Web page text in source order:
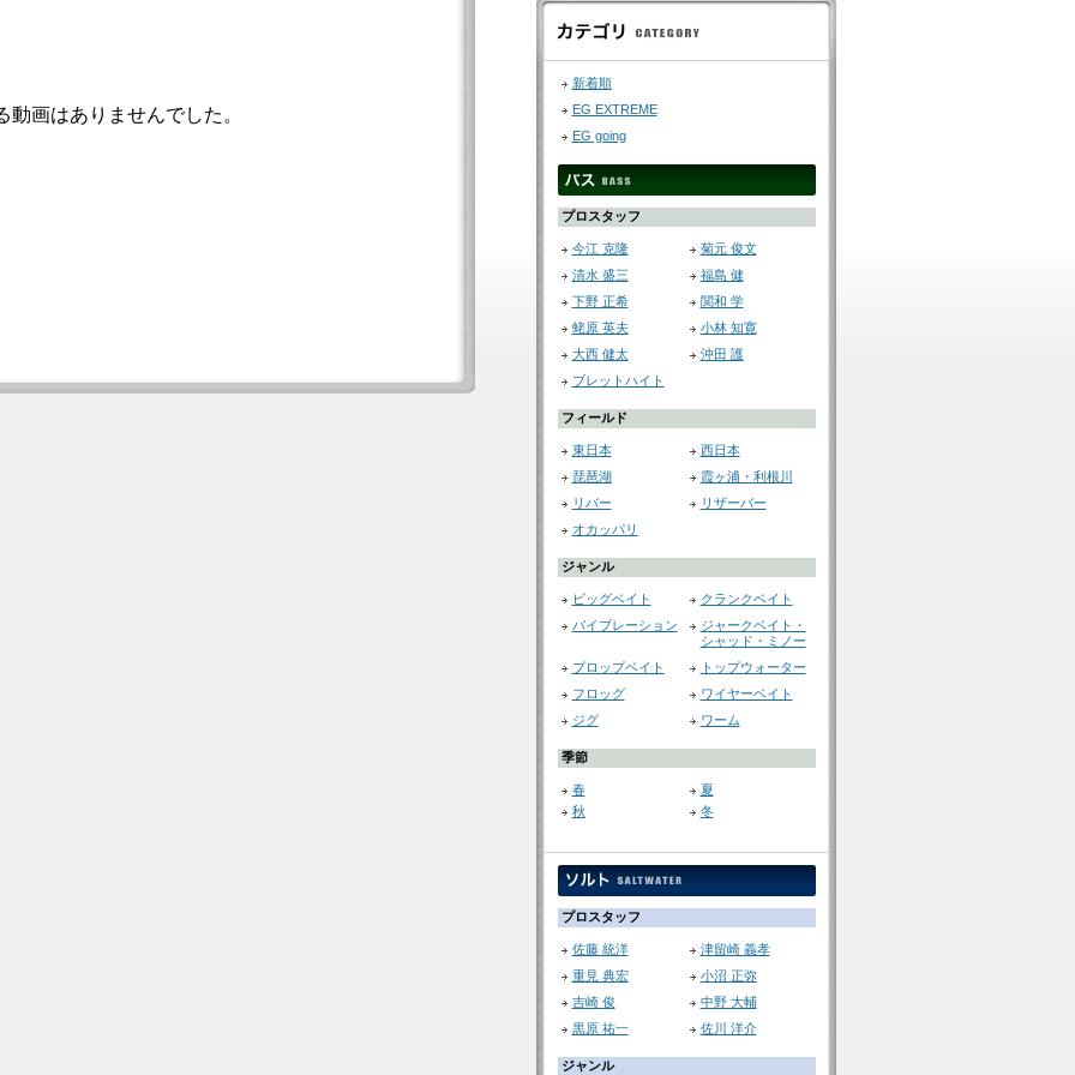
動画はありませんでした。
新着順
EG EXTREME
EG going
プロスタッフ
今江 克隆
菊元 俊文
清水 盛三
福島 健
下野 正希
関和 学
蛯原 英夫
小林 知寛
大西 健太
沖田 護
ブレットハイト
フィールド
東日本
西日本
琵琶湖
霞ヶ浦・利根川
リバー
リザーバー
オカッパリ
ジャンル
ビッグベイト
クランクベイト
バイブレーション
ジャークベイト・
シャッド・ミノー
プロップベイト
トップウォーター
フロッグ
ワイヤーベイト
ジグ
ワーム
季節
春
夏
秋
冬
プロスタッフ
佐藤 統洋
津留崎 義孝
重見 典宏
小沼 正弥
吉崎 俊
中野 大輔
黒原 祐一
佐川 洋介
ジャンル